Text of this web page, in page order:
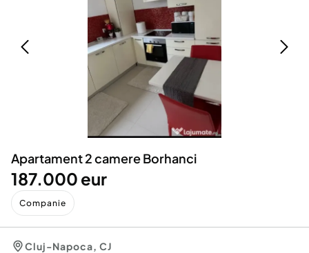
Animale de companie
Afaceri și echipamente profesionale
Inchiriere Bunuri si Vehicule
Utilaje agricole si industriale
Piese auto si accesorii
Dacia Duster
Apartament 2 camere Borhanci
187.000 eur
Companie
Cluj-Napoca, CJ